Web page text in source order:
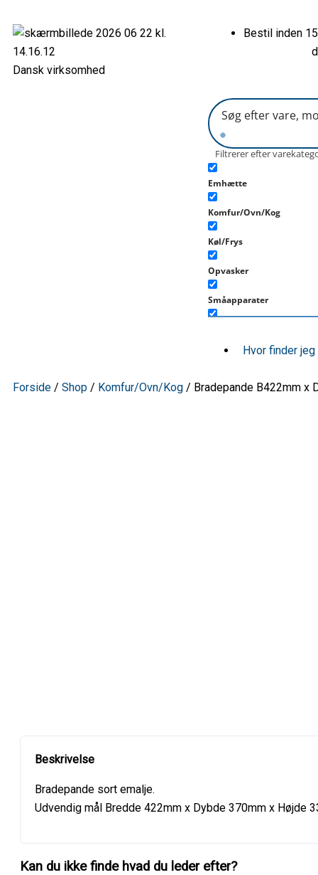
til
indholdet
Dansk virksomhed
Bestil inden
Filtrerer efter
Emhætte
Komfur/Ovn/Kog
Køl/Frys
Opvasker
Småapparater
Tørretumbler
Tilbehør/Plejemidler
Hvor finder
Forside / Shop / Komfur/Ovn/Kog / Bradepande B422mm x
Bradepande sort emalje.
Udvendig mål Bredde 422mm x Dybde 370mm x Højde
Kan du ikke finde hvad du leder efter?